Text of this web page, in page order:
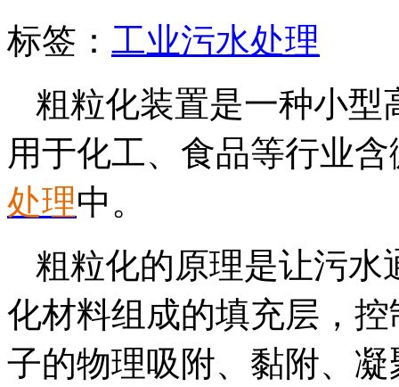
标签： 工业污水处理
粗粒化装置是一种小型
用于化工、食品等行业
处理中。
粗粒化的原理是让污水
化材料组成的填充层，
子的物理吸附、黏附、